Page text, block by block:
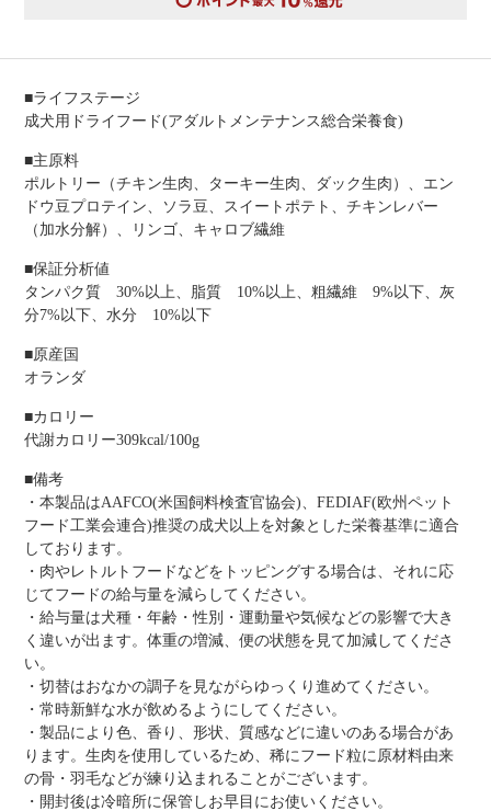
■ライフステージ
成犬用ドライフード(アダルトメンテナンス総合栄養食)
■主原料
ポルトリー（チキン生肉、ターキー生肉、ダック生肉）、エン
ドウ豆プロテイン、ソラ豆、スイートポテト、チキンレバー
（加水分解）、リンゴ、キャロブ繊維
■保証分析値
タンパク質 30%以上、脂質 10%以上、粗繊維 9%以下、灰
分7%以下、水分 10%以下
■原産国
オランダ
■カロリー
代謝カロリー309kcal/100g
■備考
・本製品はAAFCO(米国飼料検査官協会)、FEDIAF(欧州ペット
フード工業会連合)推奨の成犬以上を対象とした栄養基準に適合
しております。
・肉やレトルトフードなどをトッピングする場合は、それに応
じてフードの給与量を減らしてください。
・給与量は犬種・年齢・性別・運動量や気候などの影響で大き
く違いが出ます。体重の増減、便の状態を見て加減してくださ
い。
・切替はおなかの調子を見ながらゆっくり進めてください。
・常時新鮮な水が飲めるようにしてください。
・製品により色、香り、形状、質感などに違いのある場合があ
ります。生肉を使用しているため、稀にフード粒に原材料由来
の骨・羽毛などが練り込まれることがございます。
・開封後は冷暗所に保管しお早目にお使いください。